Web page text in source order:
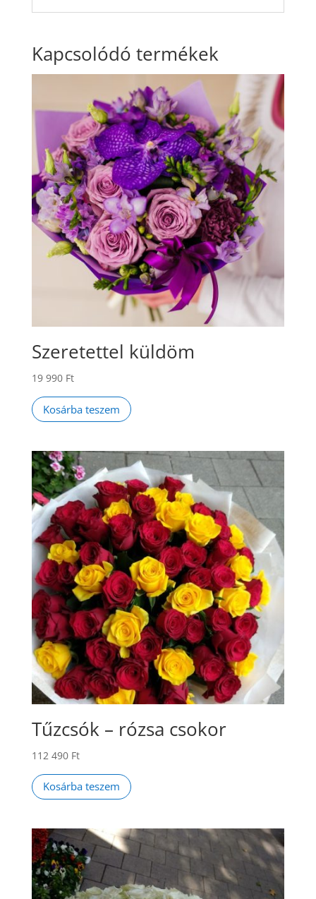
Kapcsolódó termékek
Szeretettel küldöm
19 990 Ft
Kosárba teszem
Tűzcsók – rózsa csokor
112 490 Ft
Kosárba teszem